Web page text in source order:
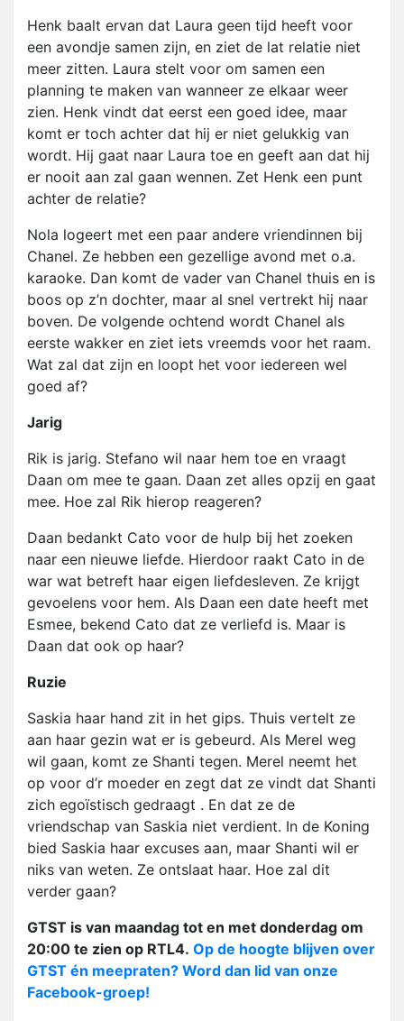
Henk baalt ervan dat Laura geen tijd heeft voor
een avondje samen zijn, en ziet de lat relatie niet
meer zitten. Laura stelt voor om samen een
planning te maken van wanneer ze elkaar weer
zien. Henk vindt dat eerst een goed idee, maar
komt er toch achter dat hij er niet gelukkig van
wordt. Hij gaat naar Laura toe en geeft aan dat hij
er nooit aan zal gaan wennen. Zet Henk een punt
achter de relatie?
Nola logeert met een paar andere vriendinnen bij
Chanel. Ze hebben een gezellige avond met o.a.
karaoke. Dan komt de vader van Chanel thuis en is
boos op z’n dochter, maar al snel vertrekt hij naar
boven. De volgende ochtend wordt Chanel als
eerste wakker en ziet iets vreemds voor het raam.
Wat zal dat zijn en loopt het voor iedereen wel
goed af?
Jarig
Rik is jarig. Stefano wil naar hem toe en vraagt
Daan om mee te gaan. Daan zet alles opzij en gaat
mee. Hoe zal Rik hierop reageren?
Daan bedankt Cato voor de hulp bij het zoeken
naar een nieuwe liefde. Hierdoor raakt Cato in de
war wat betreft haar eigen liefdesleven. Ze krijgt
gevoelens voor hem. Als Daan een date heeft met
Esmee, bekend Cato dat ze verliefd is. Maar is
Daan dat ook op haar?
Ruzie
Saskia haar hand zit in het gips. Thuis vertelt ze
aan haar gezin wat er is gebeurd. Als Merel weg
wil gaan, komt ze Shanti tegen. Merel neemt het
op voor d’r moeder en zegt dat ze vindt dat Shanti
zich egoïstisch gedraagt . En dat ze de
vriendschap van Saskia niet verdient. In de Koning
bied Saskia haar excuses aan, maar Shanti wil er
niks van weten. Ze ontslaat haar. Hoe zal dit
verder gaan?
GTST is van maandag tot en met donderdag om
20:00 te zien op RTL4. Op de hoogte blijven over
GTST én meepraten? Word dan lid van onze
Facebook-groep!